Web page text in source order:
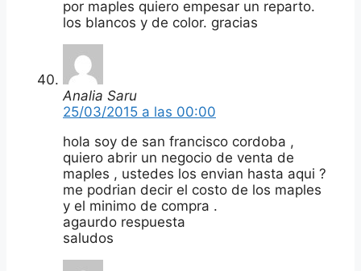
por maples quiero empesar un reparto.
los blancos y de color. gracias
Analia Saru
25/03/2015 a las 00:00
hola soy de san francisco cordoba ,
quiero abrir un negocio de venta de
maples , ustedes los envian hasta aqui ?
me podrian decir el costo de los maples
y el minimo de compra .
agaurdo respuesta
saludos